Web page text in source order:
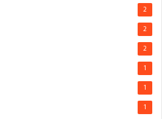
2
2
2
1
1
1